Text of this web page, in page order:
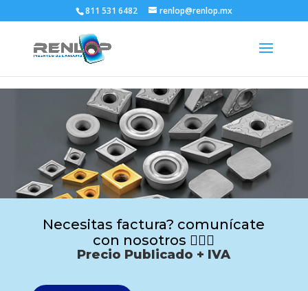
811 531 6482 renlop@renlop.mx
Necesitas factura? comunícate
con nosotros 🙋🏻‍♂️
Precio Publicado + IVA